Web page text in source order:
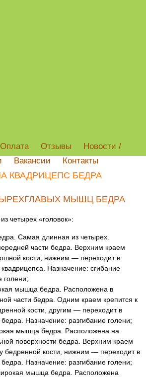
Оплата Отзывы
Новости /
Вакансии Контакты
КВАДРИЦЕПС БЕДРА
МЫШЦ БЕДРА
четырех «головок»:
Самая длинная из четырех.
части бедра. Верхним краем
кости, нижним — переходит в
Назначение: сгибание
голени;
мышца бедра. Расположена в
части бедра. Одним краем крепится к
кости, другим — переходит в
Назначение: разгибание голени;
мышца бедра. Расположена на
поверхности бедра. Верхним краем
бедренной кости, нижним — переходит в
Назначение: разгибание голени;
мышца бедра. Расположена